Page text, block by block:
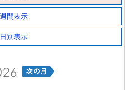
週間表示
日別表示